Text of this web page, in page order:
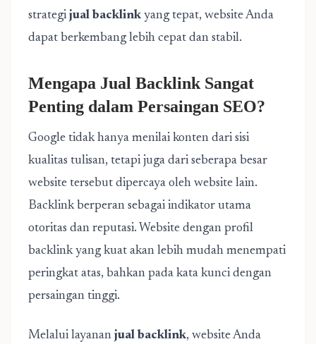
strategi jual backlink yang tepat, website Anda
dapat berkembang lebih cepat dan stabil.
Mengapa Jual Backlink Sangat
Penting dalam Persaingan SEO?
Google tidak hanya menilai konten dari sisi
kualitas tulisan, tetapi juga dari seberapa besar
website tersebut dipercaya oleh website lain.
Backlink berperan sebagai indikator utama
otoritas dan reputasi. Website dengan profil
backlink yang kuat akan lebih mudah menempati
peringkat atas, bahkan pada kata kunci dengan
persaingan tinggi.
Melalui layanan jual backlink, website Anda